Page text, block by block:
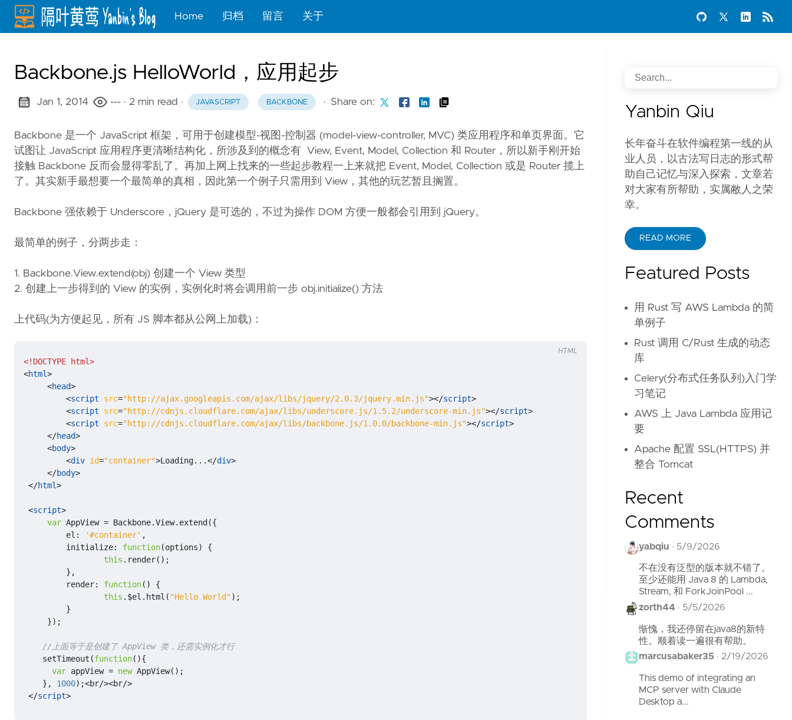
Home 归档 留言 关于
Backbone.js HelloWorld，应用起步
Jan 1, 2014 --- · 2 min read · JAVASCRIPT BACKBONE · Share on:
Backbone 是一个 JavaScript 框架，可用于创建模型-视图-控制器 (model-view-controller, MVC) 类应用程序和单页界面。它
试图让 JavaScript 应用程序更清晰结构化，所涉及到的概念有 View, Event, Model, Collection 和 Router，所以新手刚开始
接触 Backbone 反而会显得零乱了。再加上网上找来的一些起步教程一上来就把 Event, Model, Collection 或是 Router 揽上
了。其实新手最想要一个最简单的真相，因此第一个例子只需用到 View，其他的玩艺暂且搁置。
Backbone 强依赖于 Underscore，jQuery 是可选的，不过为操作 DOM 方便一般都会引用到 jQuery。
最简单的例子，分两步走：
1. Backbone.View.extend(obj) 创建一个 View 类型
2. 创建上一步得到的 View 的实例，实例化时将会调用前一步 obj.initialize() 方法
上代码(为方便起见，所有 JS 脚本都从公网上加载)：
<!DOCTYPE html>
<html>
<head>
<script src="http://ajax.googleapis.com/ajax/libs/jquery/2.0.3/jquery.min.js"></script>
<script src="http://cdnjs.cloudflare.com/ajax/libs/underscore.js/1.5.2/underscore-min.js"></script>
<script src="http://cdnjs.cloudflare.com/ajax/libs/backbone.js/1.0.0/backbone-min.js"></script>
</head>
<body>
<div id="container">Loading...</div>
</body>
</html>
<script>
var AppView = Backbone.View. extend ({
el : '#container' ,
initialize: function(options)
{
this . render();
},
render: function()
{
this . $el . html ( "Hello World");
}
});
setTimeout (function(){
var appView = new AppView();
},
1000);<br/><br/>
</script>
HTML
Yanbin Qiu
长年奋斗在软件编程第一线的从
业人员，以古法写日志的形式帮
助自己记忆与深入探索，文章若
对大家有所帮助，实属敝人之荣
幸。
READ MORE
Featured Posts
用 Rust 写 AWS Lambda 的简
单例子
Rust 调用 C/Rust 生成的动态
库
Celery(分布式任务队列)入门学
习笔记
AWS 上 Java Lambda 应用记
要
Apache 配置 SSL(HTTPS) 并
整合 Tomcat
Recent
Comments
yabqiu · 5/9/2026
不在没有泛型的版本就不错了。
至少还能用 Java 8 的 Lambda,
Stream, 和 ForkJoinPool ...
zorth44 · 5/5/2026
惭愧，我还停留在java8的新特
性。顺着读一遍很有帮助。
marcusabaker35 · 2/19/2026
This demo of integrating an
MCP server with Claude
Desktop a...